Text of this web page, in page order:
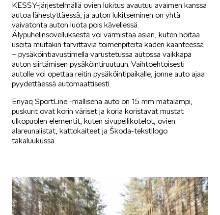
KESSY-järjestelmällä ovien lukitus avautuu avaimen kanssa
autoa lähestyttäessä, ja auton lukitseminen on yhtä
vaivatonta auton luota pois kävellessä.
Älypuhelinsovelluksesta voi varmistaa asian, kuten hoitaa
useita muitakin tarvittavia toimenpiteitä käden käänteessä
– pysäköintiavustimella varustetussa autossa vaikkapa
auton siirtämisen pysäköintiruutuun. Vaihtoehtoisesti
autolle voi opettaa reitin pysäköintipaikalle, jonne auto ajaa
pyydettäessä automaattisesti.
Enyaq SportLine -mallisena auto on 15 mm matalampi,
puskurit ovat korin väriset ja koria koristavat mustat
ulkopuolen elementit, kuten sivupeilikotelot, ovien
alareunalistat, kattokaiteet ja Škoda-tekstilogo
takaluukussa.